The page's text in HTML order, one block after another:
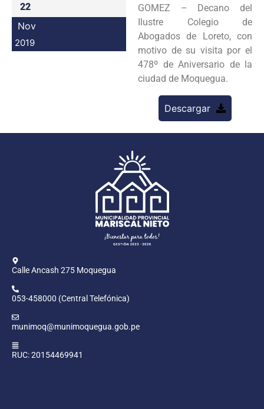
Intranet
22
Nov
2019
GOMEZ – Decano del
Ilustre Colegio de
Abogados de Loreto, con
motivo de su visita por el
478º de Aniversario de la
ciudad de Moquegua.
Descargar
Calle Ancash 275 Moquegua
053-458000 (Central Telefónica)
munimoq@munimoquegua.gob.pe
RUC: 20154469941